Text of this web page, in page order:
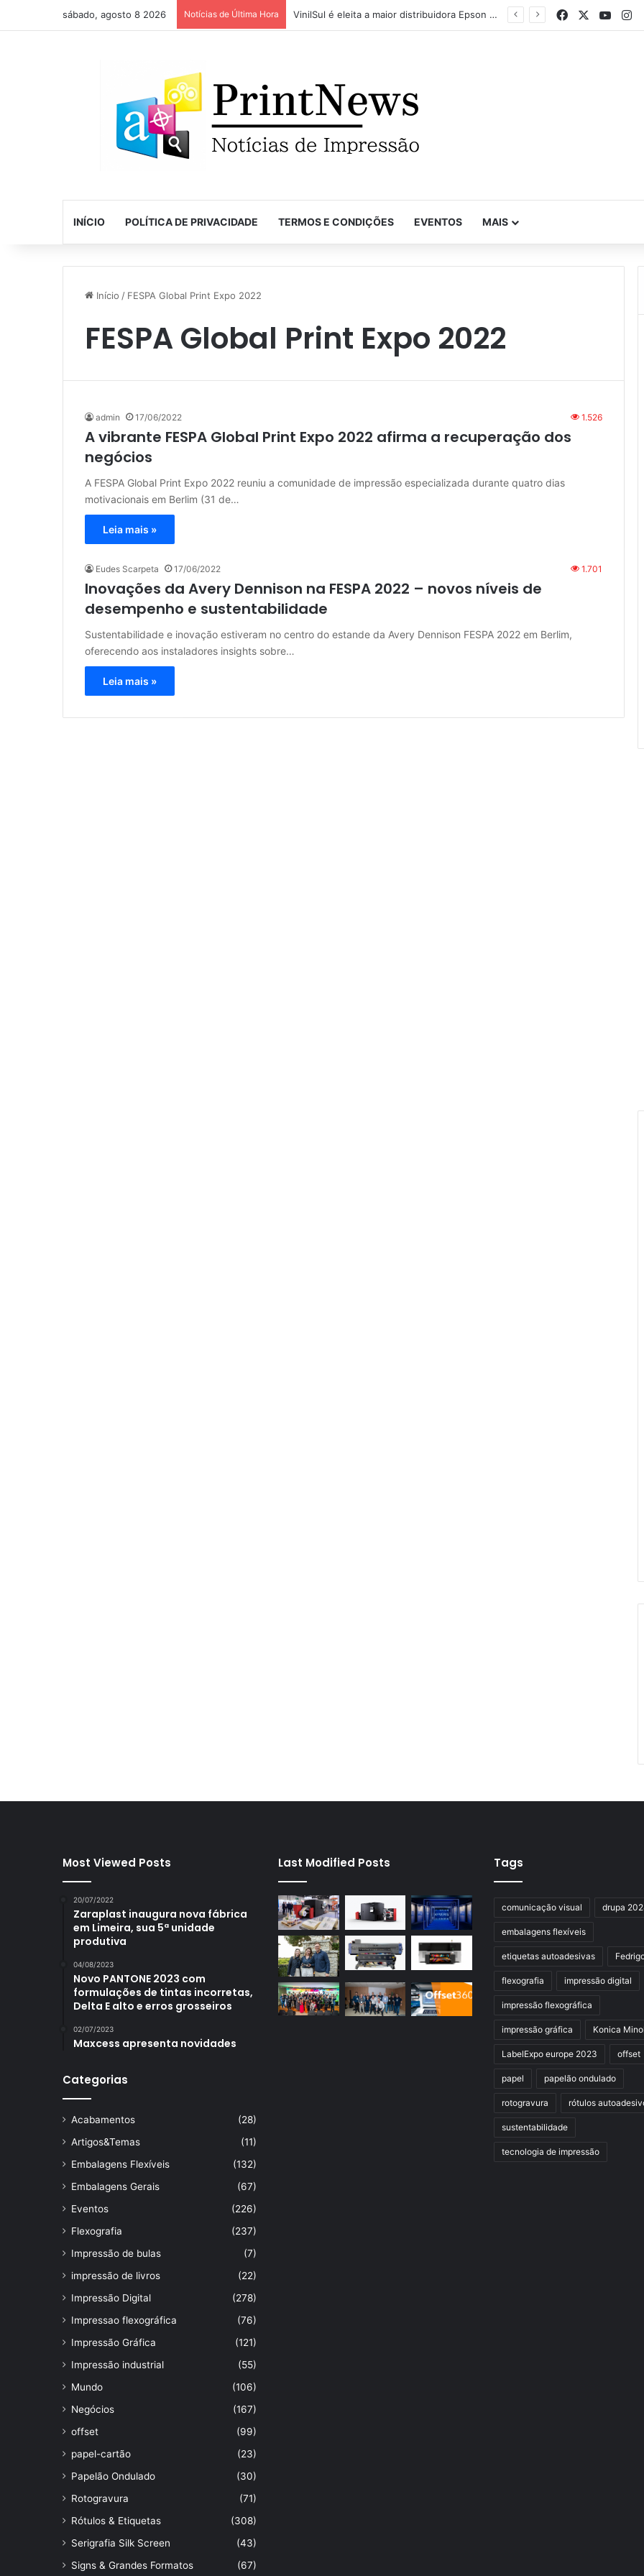
sábado, agosto 8 2026 Notícias de Última Hora VinilSul é eleita a maior distribuidora Epson das Américas pela 7ª vez Facebook
INÍCIO POLÍTICA DE PRIVACIDADE TERMOS E CONDIÇÕES EVENTOS MAIS
Início / FESPA Global Print Expo 2022
FESPA Global Print Expo 2022
admin 17/06/2022 1.526
A vibrante FESPA Global Print Expo 2022 afirma a recuperação dos
negócios
A FESPA Global Print Expo 2022 reuniu a comunidade de impressão especializada durante quatro dias
motivacionais em Berlim (31 de…
Leia mais »
Eudes Scarpeta 17/06/2022 1.701
Inovações da Avery Dennison na FESPA 2022 – novos níveis de
desempenho e sustentabilidade
Sustentabilidade e inovação estiveram no centro do estande da Avery Dennison FESPA 2022 em Berlim,
oferecendo aos instaladores insights sobre…
Leia mais »
Most Viewed Posts
20/07/2022
Zaraplast inaugura nova fábrica
em Limeira, sua 5ª unidade
produtiva
04/08/2023
Novo PANTONE 2023 com
formulações de tintas incorretas,
Delta E alto e erros grosseiros
02/07/2023
Maxcess apresenta novidades
Categorias
Acabamentos
(28)
Artigos&Temas
(11)
Embalagens Flexíveis
(132)
Embalagens Gerais
(67)
Eventos
(226)
Flexografia
(237)
Impressão de bulas
(7)
impressão de livros
(22)
Impressão Digital
(278)
Impressao flexográfica
(76)
Impressão Gráfica
(121)
Impressão industrial
(55)
Mundo
(106)
Negócios
(167)
offset
(99)
papel-cartão
(23)
Papelão Ondulado
(30)
Rotogravura
(71)
Rótulos & Etiquetas
(308)
Serigrafia Silk Screen
(43)
Signs & Grandes Formatos
(67)
Last Modified Posts Tags
comunicação visual drupa
embalagens flexíveis
etiquetas autoadesivas
flexografia impressão digital
impressão flexográfica
impressão gráfica Konica
LabelExpo europe 2023 offset
papel papelão ondulado
rotogravura rótulos
sustentabilidade
tecnologia de impressão